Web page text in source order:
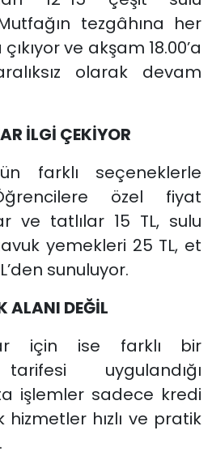
tezgâhına her
ve akşam 18.00’a
olarak devam
İLGİ ÇEKİYOR
farklı seçeneklerle
özel fiyat
ve tatlılar 15 TL, sulu
yemekleri 25 TL, et
sunuluyor.
ALANI DEĞİL
için ise farklı bir
uygulandığı
işlemler sadece kredi
hizmetler hızlı ve pratik